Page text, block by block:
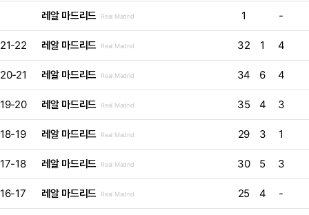
레알 마드리드 Real Madrid 1 -
21-22 레알 마드리드 Real Madrid 32 1 4
20-21 레알 마드리드 Real Madrid 34 6 4
19-20 레알 마드리드 Real Madrid 35 4 3
18-19 레알 마드리드 Real Madrid 29 3 1
17-18 레알 마드리드 Real Madrid 30 5 3
16-17 레알 마드리드 Real Madrid 25 4 -